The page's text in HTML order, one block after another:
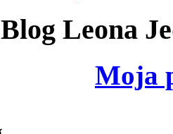
Blog Leona
Moja